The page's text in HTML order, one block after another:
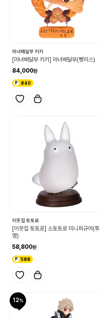
마녀배달부 키키
[마녀배달부 키키] 마녀배달부(빵리스)
84,000
840
이웃집 토토로
[이웃집 토토로] 소토토로 미니피규어(투
명)
58,800
588
12